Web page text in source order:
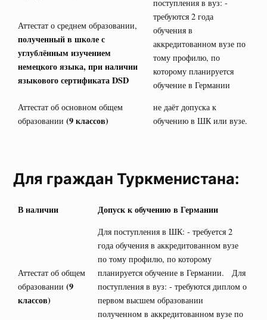
поступления в вуз: -
требуются 2 года
обучения в
аккредитованном вузе по
тому профилю, по
которому планируется
обучение в Германии
Аттестат о среднем образовании,
полученный в школе с
углублённым изучением
немецкого языка, при наличии
языкового сертификатаDSD
Аттестат об основном общем
образовании (9 классов)
не даёт допуска к
обучению в ШК или вузе.
Для граждан Туркменистана:
В наличии Допуск к обучению в Германии
Аттестат об общем
образовании (9
классов)
Для поступления в ШК: - требуется 2
года обучения в аккредитованном вузе
по тому профилю, по которому
планируется обучение в Германии. Для
поступления в вуз: - требуются диплом о
первом высшем образовании
полученном в аккредитованном вузе по